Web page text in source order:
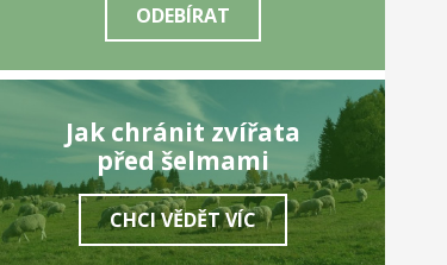
ODEBÍRAT
Jak chránit zvířata
před šelmami
CHCI VĚDĚT VÍC